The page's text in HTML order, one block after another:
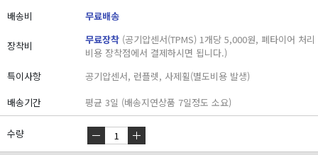
배송비
무료배송
장착비 무료장착 (공기압센서(TPMS) 1개당 5,000원, 폐타이어 처리
비용 장착점에서 결제하시면 됩니다.)
특이사항
공기압센서, 런플렛, 사제휠(별도비용 발생)
배송기간
평균 3일 (배송지연상품 7일정도 소요)
수량